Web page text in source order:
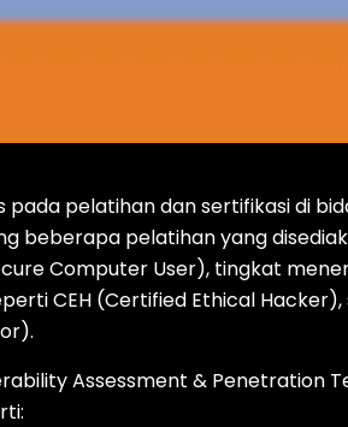
pelatihan dan sertifikasi di
beberapa pelatihan yang
Computer User), tingkat
CEH (Certified Ethical
Assessment & Penetration